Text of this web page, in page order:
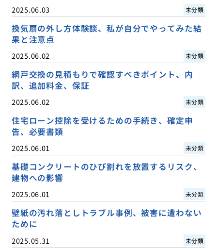
2025.06.03 未分類
換気扇の外し方体験談、私が自分でやってみた結
果と注意点
2025.06.02 未分類
網戸交換の見積もりで確認すべきポイント、内
訳、追加料金、保証
2025.06.02 未分類
住宅ローン控除を受けるための手続き、確定申
告、必要書類
2025.06.01 未分類
基礎コンクリートのひび割れを放置するリスク、
建物への影響
2025.06.01 未分類
壁紙の汚れ落としトラブル事例、被害に遭わない
ために
2025.05.31 未分類